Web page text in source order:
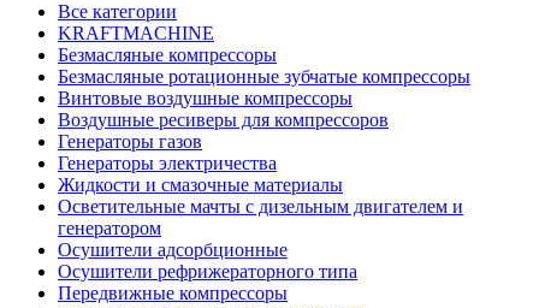
Все категории
KRAFTMACHINE
Безмасляные компрессоры
Безмасляные ротационные зубчатые компрессоры
Винтовые воздушные компрессоры
Воздушные ресиверы для компрессоров
Генераторы газов
Генераторы электричества
Жидкости и смазочные материалы
Осветительные мачты с дизельным двигателем и
генератором
Осушители адсорбционные
Осушители рефрижераторного типа
Передвижные компрессоры